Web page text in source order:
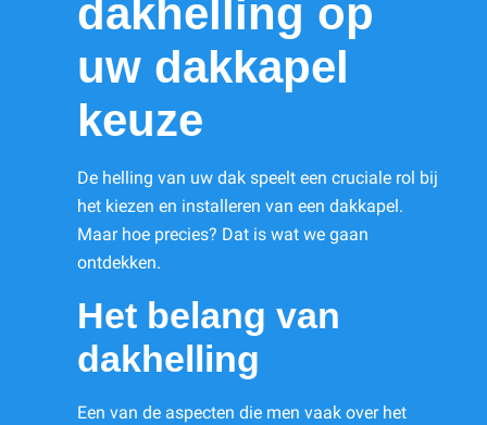
dakhelling op
uw dakkapel
keuze
De helling van uw dak speelt een cruciale rol bij
het kiezen en installeren van een dakkapel.
Maar hoe precies? Dat is wat we gaan
ontdekken.
Het belang van
dakhelling
Een van de aspecten die men vaak over het